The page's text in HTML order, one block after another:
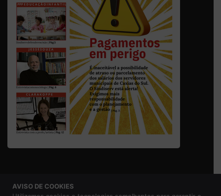
© 2026 Sindicato dos Servidores Municipais de Caxias do
AVISO DE COOKIES